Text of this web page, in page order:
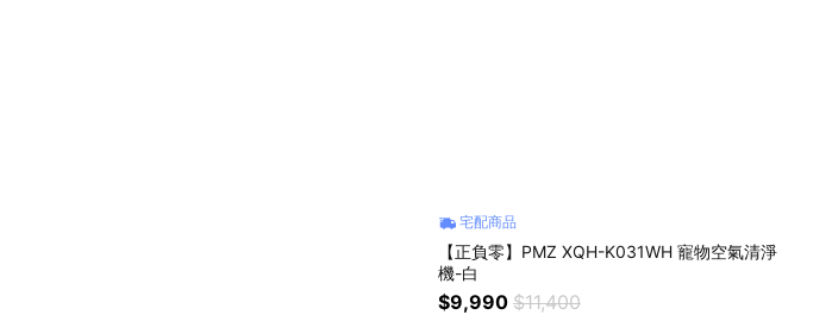
宅配商品
【正負零】PMZ XQH-K031WH 寵物空氣清淨
機-白
$9,990 $11,400